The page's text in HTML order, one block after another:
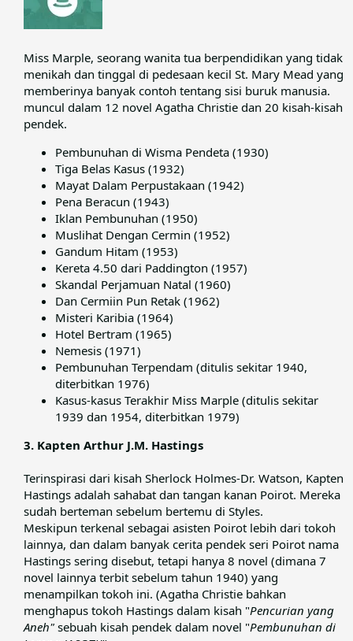
Miss Marple, seorang wanita tua berpendidikan yang tidak
menikah dan tinggal di pedesaan kecil St. Mary Mead yang
memberinya banyak contoh tentang sisi buruk manusia.
muncul dalam 12 novel Agatha Christie dan 20 kisah-kisah
pendek.​
Pembunuhan di Wisma Pendeta (1930)
Tiga Belas Kasus (1932)
Mayat Dalam Perpustakaan (1942)
Pena Beracun (1943)
Iklan Pembunuhan (1950)
Muslihat Dengan Cermin (1952)
Gandum Hitam (1953)
Kereta 4.50 dari Paddington (1957)
Skandal Perjamuan Natal (1960)
Dan Cermiin Pun Retak (1962)
Misteri Karibia (1964)
Hotel Bertram (1965)
Nemesis (1971)
Pembunuhan Terpendam (ditulis sekitar 1940,
diterbitkan 1976)
Kasus-kasus Terakhir Miss Marple (ditulis sekitar
1939 dan 1954, diterbitkan 1979)
3. Kapten Arthur J.M. Hastings
Terinspirasi dari kisah Sherlock Holmes-Dr. Watson, Kapten
Hastings adalah sahabat dan tangan kanan Poirot. Mereka
sudah berteman sebelum bertemu di Styles.​
Meskipun terkenal sebagai asisten Poirot lebih dari tokoh
lainnya, dan dalam banyak cerita pendek seri Poirot nama
Hastings sering disebut, tetapi hanya 8 novel (dimana 7
novel lainnya terbit sebelum tahun 1940) yang
menampilkan tokoh ini. (Agatha Christie bahkan
menghapus tokoh Hastings dalam kisah "Pencurian yang
Aneh" sebuah kisah pendek dalam novel "Pembunuhan di